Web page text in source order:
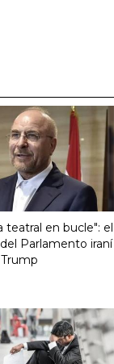
teatral en bucle": el
Parlamento iraní